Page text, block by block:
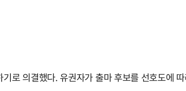
로 의결했다. 유권자가 출마 후보를 선호도에